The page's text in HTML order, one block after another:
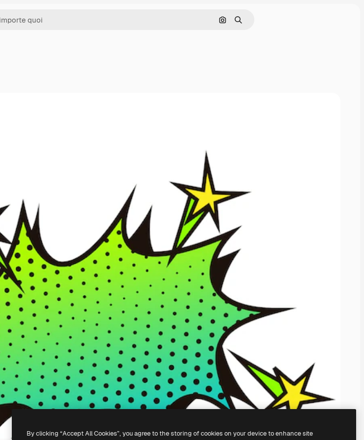
Rechercher par image
Rechercher
By clicking “Accept All Cookies”, you agree to the storing of cookies on your device to enhance site